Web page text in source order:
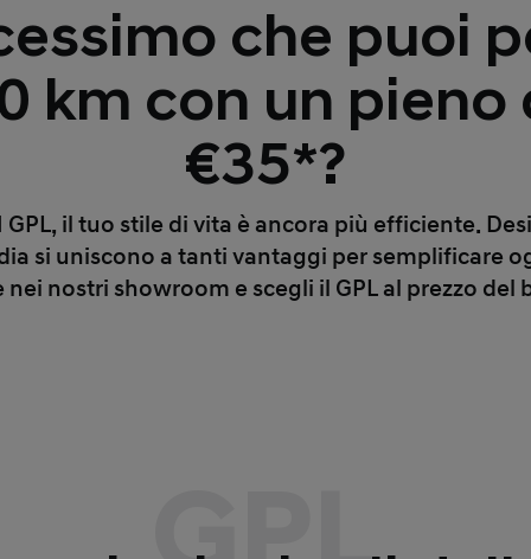
che puoi
km con un pieno
€35*?
GPL, il tuo stile di vita è ancora più efficiente.
si uniscono a tanti vantaggi per semplificare
nei nostri showroom e scegli il GPL al prezzo del